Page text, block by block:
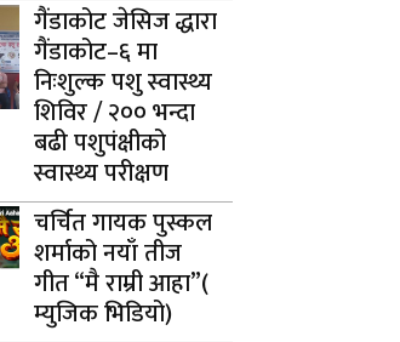
गैंडाकोट जेसिज द्धारा
गैंडाकोट–६ मा
निःशुल्क पशु स्वास्थ्य
शिविर / २०० भन्दा
बढी पशुपंक्षीको
स्वास्थ्य परीक्षण
चर्चित गायक पुस्कल
शर्माको नयाँ तीज
गीत “मै राम्री आहा”(
म्युजिक भिडियो)